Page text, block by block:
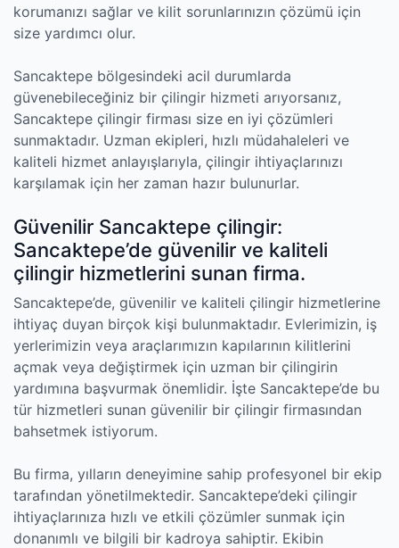
korumanızı sağlar ve kilit sorunlarınızın çözümü için
size yardımcı olur.
Sancaktepe bölgesindeki acil durumlarda
güvenebileceğiniz bir çilingir hizmeti arıyorsanız,
Sancaktepe çilingir firması size en iyi çözümleri
sunmaktadır. Uzman ekipleri, hızlı müdahaleleri ve
kaliteli hizmet anlayışlarıyla, çilingir ihtiyaçlarınızı
karşılamak için her zaman hazır bulunurlar.
Güvenilir Sancaktepe çilingir:
Sancaktepe’de güvenilir ve kaliteli
çilingir hizmetlerini sunan firma.
Sancaktepe’de, güvenilir ve kaliteli çilingir hizmetlerine
ihtiyaç duyan birçok kişi bulunmaktadır. Evlerimizin, iş
yerlerimizin veya araçlarımızın kapılarının kilitlerini
açmak veya değiştirmek için uzman bir çilingirin
yardımına başvurmak önemlidir. İşte Sancaktepe’de bu
tür hizmetleri sunan güvenilir bir çilingir firmasından
bahsetmek istiyorum.
Bu firma, yılların deneyimine sahip profesyonel bir ekip
tarafından yönetilmektedir. Sancaktepe’deki çilingir
ihtiyaçlarınıza hızlı ve etkili çözümler sunmak için
donanımlı ve bilgili bir kadroya sahiptir. Ekibin